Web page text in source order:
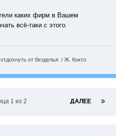
каких фирм в Вашем
всё-таки с этого.
от безделья. / Ж. Кокто
ДАЛЕЕ
1 из 2